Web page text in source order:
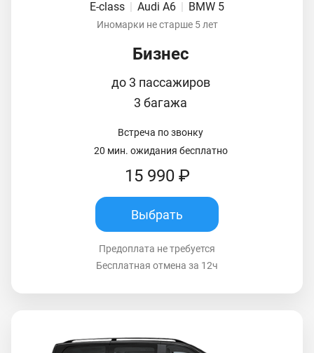
E-class | Audi A6 | BMW 5
Иномарки не старше 5 лет
Бизнес
до 3 пассажиров
3 багажа
Встреча по звонку
20 мин. ожидания бесплатно
15 990 ₽
Выбрать
Предоплата не требуется
Бесплатная отмена за 12ч